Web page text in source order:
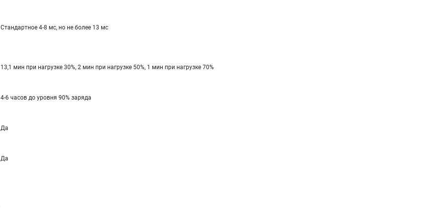
Стандартное 4-8 мс, но не более 13 мс
13,1 мин при нагрузке 30%, 2 мин при нагрузке 50%, 1 мин при нагрузке 70%
4-6 часов до уровня 90% заряда
Да
Да